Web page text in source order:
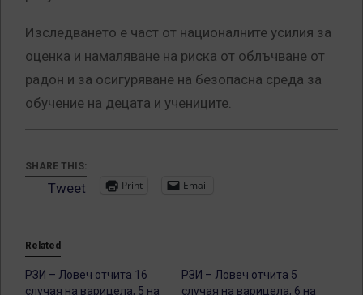
Изследването е част от националните усилия за
оценка и намаляване на риска от облъчване от
радон и за осигуряване на безопасна среда за
обучение на децата и учениците.
SHARE THIS:
Tweet Print Email
Related
РЗИ – Ловеч отчита 16
случая на варицела, 5 на
РЗИ – Ловеч отчита 5
случая на варицела, 6 на